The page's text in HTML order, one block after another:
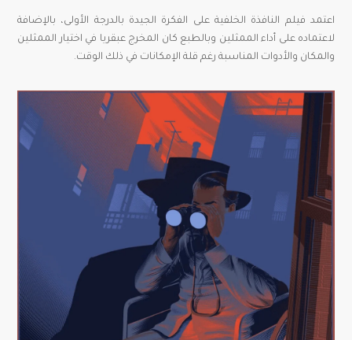
اعتمد فيلم النافذة الخلفية على الفكرة الجيدة بالدرجة الأولى، بالإضافة
لاعتماده على أداء الممثلين وبالطبع كان المخرج عبقريا في اختيار الممثلين
والمكان والأدوات المناسبة رغم قلة الإمكانات في ذلك الوقت.